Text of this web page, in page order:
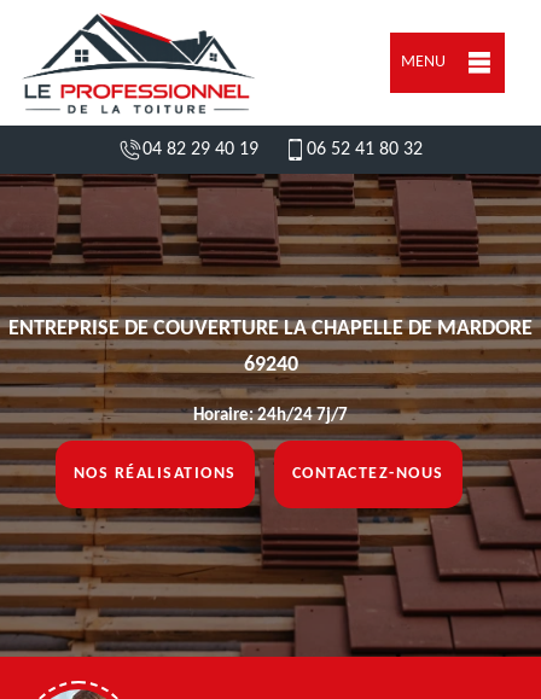
MENU
04 82 29 40 19 06 52 41 80 32
ENTREPRISE DE COUVERTURE LA CHAPELLE DE MARDORE
69240
Horaire: 24h/24 7j/7
NOS RÉALISATIONS CONTACTEZ-NOUS